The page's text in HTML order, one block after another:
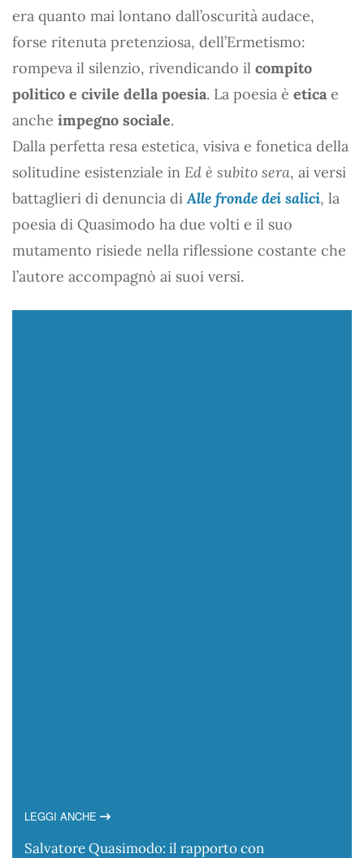
era quanto mai lontano dall’oscurità audace,
forse ritenuta pretenziosa, dell’Ermetismo:
rompeva il silenzio, rivendicando il compito
politico e civile della poesia. La poesia è etica e
anche impegno sociale.
Dalla perfetta resa estetica, visiva e fonetica della
solitudine esistenziale in Ed è subito sera, ai versi
battaglieri di denuncia diAlle fronde dei salici, la
poesia di Quasimodo ha due volti e il suo
mutamento risiede nella riflessione costante che
l’autore accompagnò ai suoi versi.
LEGGI ANCHE
Salvatore Quasimodo: il rapporto con